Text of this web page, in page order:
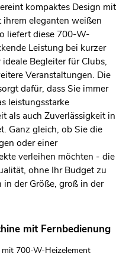
kompaktes Design mit
eleganten weißen
liefert diese 700-W-
Leistung bei kurzer
Begleiter für Clubs,
Veranstaltungen. Die
dafür, dass Sie immer
leistungsstarke
als auch Zuverlässigkeit in
Ganz gleich, ob Sie die
oder einer
verleihen möchten - die
ohne Ihr Budget zu
der Größe, groß in der
mit Fernbedienung
mit 700-W-Heizelement